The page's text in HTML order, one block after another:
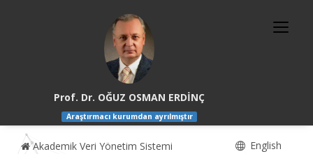
Prof. Dr. OĞUZ OSMAN ERDİNÇ
Araştırmacı kurumdan ayrılmıştır
Akademik Veri Yönetim Sistemi English